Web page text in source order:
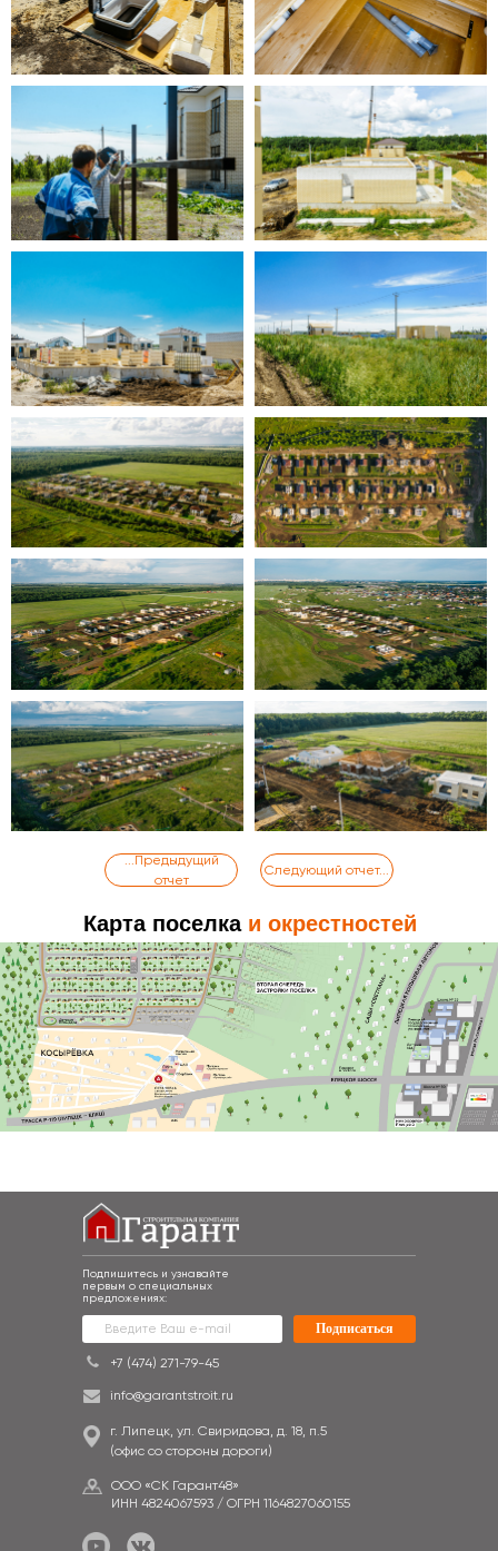
Следующий отчет...
...Предыдущий
отчет
Карта поселка и окрестностей
Подпишитесь и узнавайте
первым о специальных
предложениях:
Подписаться
+7 (474) 271-79-45
info@garantstroit.ru
г. Липецк, ул. Свиридова, д. 18, п.5
(офис со стороны дороги)
ООО «СК Гарант48»
ИНН 4824067593 / ОГРН 1164827060155